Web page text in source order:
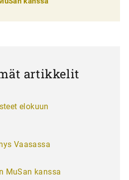
artikkelit
elokuun
Vaasassa
MuSan kanssa